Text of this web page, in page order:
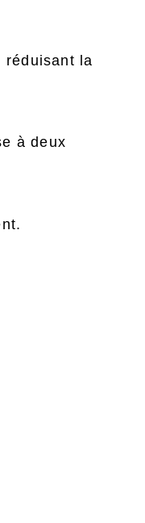
réduisant la
à deux